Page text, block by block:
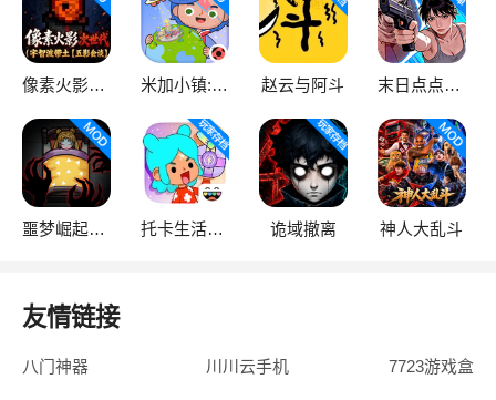
像素火影次世代 米加小镇:世界 赵云与阿斗 末日点点（辅助菜单）
噩梦崛起：生存 托卡生活：世界 诡域撤离 神人大乱斗
友情链接
八门神器 川川云手机 7723游戏盒